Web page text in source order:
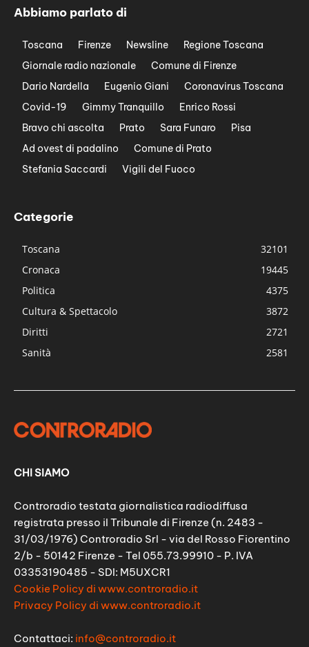
Abbiamo parlato di
Toscana Firenze Newsline
Regione Toscana
Giornale radio nazionale
Comune di Firenze
Dario Nardella
Eugenio Giani
Coronavirus Toscana
Covid-19
Gimmy Tranquillo
Enrico Rossi
Bravo chi ascolta
Prato Sara Funaro
Pisa
Ad ovest di padalino
Comune di Prato
Stefania Saccardi
Vigili del Fuoco
Categorie
Toscana
32101
Cronaca
19445
Politica
4375
Cultura & Spettacolo
3872
Diritti
2721
Sanità
2581
CHI SIAMO
Controradio testata giornalistica radiodiffusa
registrata presso il Tribunale di Firenze (n. 2483 -
31/03/1976) Controradio Srl - via del Rosso Fiorentino
2/b - 50142 Firenze - Tel 055.73.99910 - P. IVA
03353190485 - SDI: M5UXCR1
Cookie Policy di www.controradio.it
Privacy Policy di www.controradio.it
Contattaci: info@controradio.it